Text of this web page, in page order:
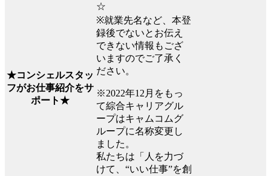
★コンシェルスタッ
フがお仕事紹介をサ
ポート★
☆
※就業先名など、本登
録後でないとお伝え
できない情報もござ
いますのでご了承く
ださい。
※2022年12月をもっ
て綜合キャリアグル
ープはキャムコムグ
ループに名称変更し
ました。
私たちは「人を力づ
けて、“いい仕事”を創